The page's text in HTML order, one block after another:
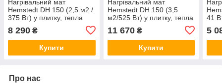
Нагрівальний мат
Hemstedt DH 150 (2,5 м2 /
375 Вт) у плитку, тепла
Хемштед, Хемштад
8 290 ₴
Купити
Нагрівальний мат
Hemstedt DH 150 (3,5
м2/525 Вт) у плитку, тепла
Хемштед, Хемштад
11 670₴
Купити
41
5
Про нас